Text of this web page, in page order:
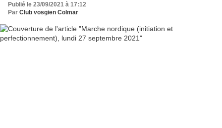
Publié le 23/09/2021 à 17:12
Par Club vosgien Colmar